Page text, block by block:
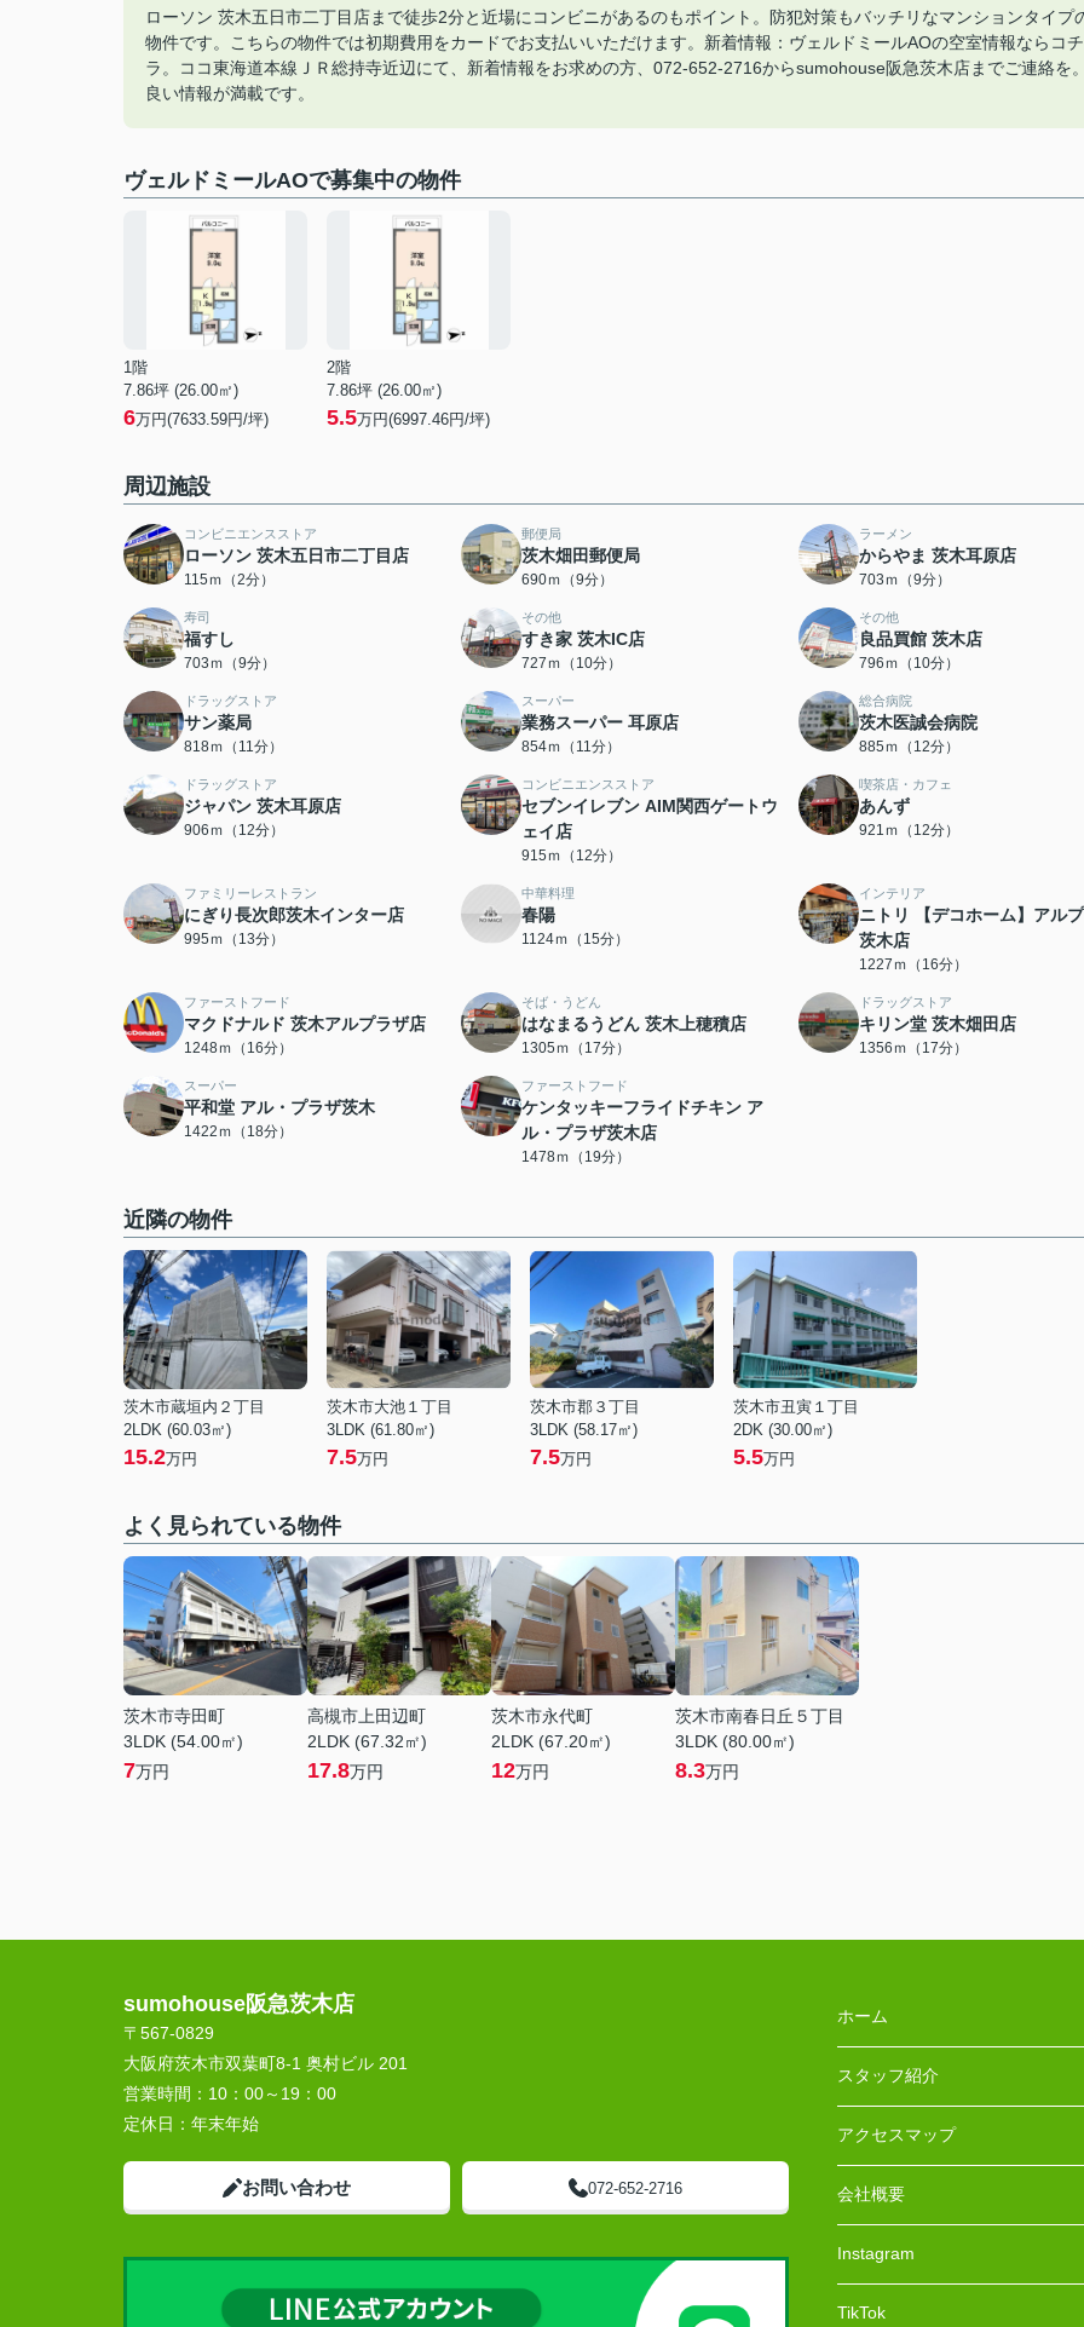
ローソン 茨木五日市二丁目店まで徒歩2分と近場にコンビニがあるのもポイント。防犯対策もバッチリなマンションタイプ
物件です。こちらの物件では初期費用をカードでお支払いいただけます。新着情報：ヴェルドミールAOの空室情報ならコチ
ラ。ココ東海道本線ＪＲ総持寺近辺にて、新着情報をお求めの方、072-652-2716からsumohouse阪急茨木店までご連絡を
良い情報が満載です。
ヴェルドミールAOで募集中の物件
1階
7.86坪 (26.00㎡)
6万円(7633.59円/坪)
2階
7.86坪 (26.00㎡)
5.5万円(6997.46円/坪)
周辺施設
コンビニエンスストア
ローソン 茨木五日市二丁目店
115ｍ（2分）
郵便局
茨木畑田郵便局
690ｍ（9分）
ラーメン
からやま 茨木耳原店
703ｍ（9分）
寿司
福すし
703ｍ（9分）
その他
すき家 茨木IC店
727ｍ（10分）
その他
良品買館 茨木店
796ｍ（10分）
ドラッグストア
サン薬局
818ｍ（11分）
スーパー
業務スーパー 耳原店
854ｍ（11分）
総合病院
茨木医誠会病院
885ｍ（12分）
ドラッグストア
ジャパン 茨木耳原店
906ｍ（12分）
コンビニエンスストア
セブンイレブン AIM関西ゲートウ
ェイ店
915ｍ（12分）
喫茶店・カフェ
あんず
921ｍ（12分）
ファミリーレストラン
にぎり長次郎茨木インター店
995ｍ（13分）
中華料理
春陽
1124ｍ（15分）
インテリア
ニトリ 【デコホーム】アル
茨木店
1227ｍ（16分）
ファーストフード
マクドナルド 茨木アルプラザ店
1248ｍ（16分）
そば・うどん
はなまるうどん 茨木上穂積店
1305ｍ（17分）
ドラッグストア
キリン堂 茨木畑田店
1356ｍ（17分）
スーパー
平和堂 アル・プラザ茨木
1422ｍ（18分）
ファーストフード
ケンタッキーフライドチキン ア
ル・プラザ茨木店
1478ｍ（19分）
近隣の物件
茨木市蔵垣内２丁目
2LDK (60.03㎡)
15.2万円
茨木市大池１丁目
3LDK (61.80㎡)
7.5万円
茨木市郡３丁目
3LDK (58.17㎡)
7.5万円
茨木市丑寅１丁目
2DK (30.00㎡)
5.5万円
よく見られている物件
茨木市寺田町
3LDK (54.00㎡)
7万円
高槻市上田辺町
2LDK (67.32㎡)
17.8万円
茨木市永代町
2LDK (67.20㎡)
12万円
茨木市南春日丘５丁目
3LDK (80.00㎡)
8.3万円
sumohouse阪急茨木店
〒567-0829
大阪府茨木市双葉町8-1 奥村ビル 201
営業時間： 10：00～19：00
定休日： 年末年始
お問い合わせ 072-652-2716
ホーム
スタッフ紹介
アクセスマップ
会社概要
Instagram
TikTok